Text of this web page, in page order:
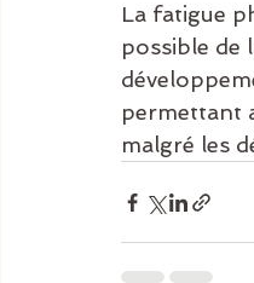
La fatigue
possible de
permettant
malgré les